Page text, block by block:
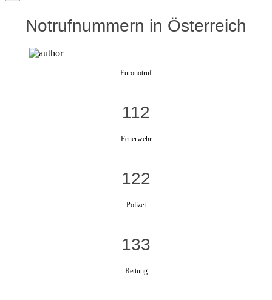
Notrufnummern in Österreich
Euronotruf
112
Feuerwehr
122
Polizei
133
Rettung